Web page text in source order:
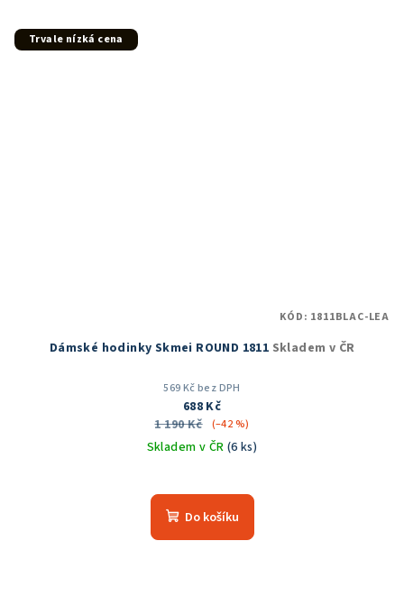
Trvale nízká cena
Dámské hodinky Skmei ROUND 1811 Skladem v ČR
569 Kč bez DPH
688 Kč
1 190 Kč
(–42 %)
Skladem v ČR (6 ks)
hodnocení
produktu
Do košíku
KÓD: 1811BLAC-LEA